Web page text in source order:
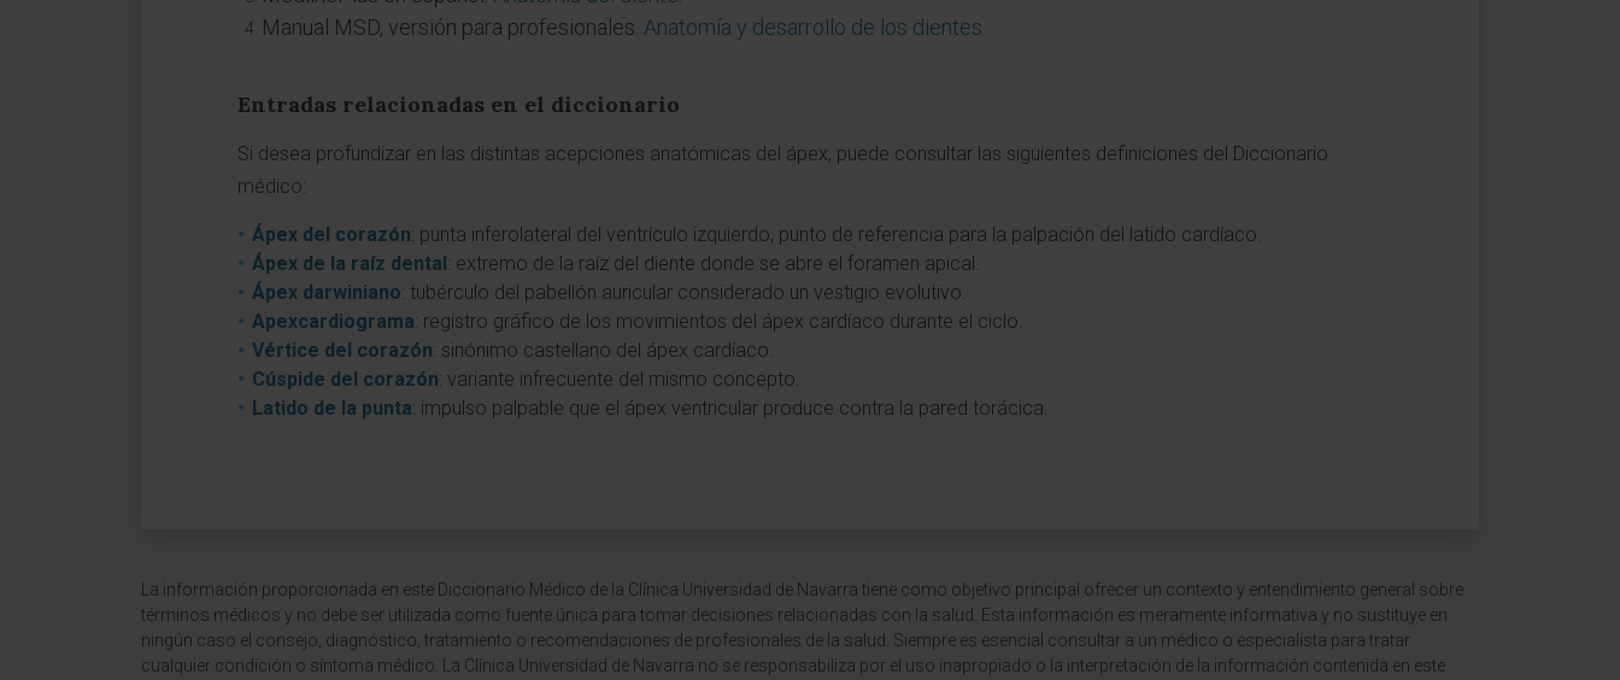
Manual MSD, versión para profesionales. Anatomía y desarrollo de los dientes
Entradas relacionadas en el diccionario
Si desea profundizar en las distintas acepciones anatómicas del ápex, puede consultar las siguientes definiciones del Diccionario
médico:
Ápex del corazón: punta inferolateral del ventrículo izquierdo, punto de referencia para la palpación del latido cardíaco.
Ápex de la raíz dental: extremo de la raíz del diente donde se abre el foramen apical.
Ápex darwiniano: tubérculo del pabellón auricular considerado un vestigio evolutivo.
Apexcardiograma: registro gráfico de los movimientos del ápex cardíaco durante el ciclo.
Vértice del corazón: sinónimo castellano del ápex cardíaco.
Cúspide del corazón: variante infrecuente del mismo concepto.
Latido de la punta: impulso palpable que el ápex ventricular produce contra la pared torácica.
La información proporcionada en este Diccionario Médico de la Clínica Universidad de Navarra tiene como objetivo principal ofrecer un contexto y entendimiento general sobre
términos médicos y no debe ser utilizada como fuente única para tomar decisiones relacionadas con la salud. Esta información es meramente informativa y no sustituye en
ningún caso el consejo, diagnóstico, tratamiento o recomendaciones de profesionales de la salud. Siempre es esencial consultar a un médico o especialista para tratar
cualquier condición o síntoma médico. La Clínica Universidad de Navarra no se responsabiliza por el uso inapropiado o la interpretación de la información contenida en este